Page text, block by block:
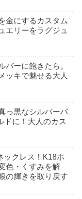
金にするカスタム
エリーをラグジュ
バーに飽きたら。
ッキで魅せる大人
っ黒なシルバーバ
ドに！大人のカス
ックレス！K18ホ
色・くすみを解
の輝きを取り戻す